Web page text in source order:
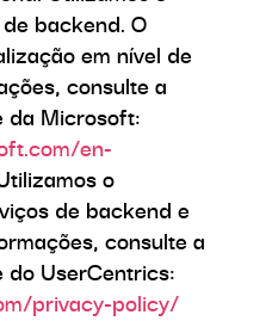
backend. O
em nível de
consulte a
da Microsoft:
en-
o
de backend e
consulte a
UserCentrics:
privacy-policy/